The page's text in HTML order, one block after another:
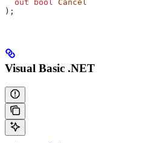
  out
bool
Cancel
);
Visual Basic .NET